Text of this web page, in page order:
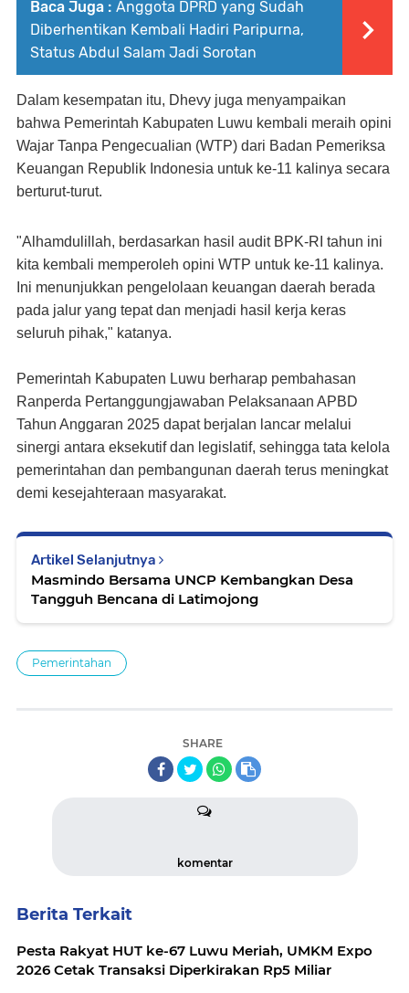
Baca Juga : Anggota DPRD yang Sudah
Diberhentikan Kembali Hadiri Paripurna,
Status Abdul Salam Jadi Sorotan
Dalam kesempatan itu, Dhevy juga menyampaikan
bahwa Pemerintah Kabupaten Luwu kembali meraih opini
Wajar Tanpa Pengecualian (WTP) dari Badan Pemeriksa
Keuangan Republik Indonesia untuk ke-11 kalinya secara
berturut-turut.
"Alhamdulillah, berdasarkan hasil audit BPK-RI tahun ini
kita kembali memperoleh opini WTP untuk ke-11 kalinya.
Ini menunjukkan pengelolaan keuangan daerah berada
pada jalur yang tepat dan menjadi hasil kerja keras
seluruh pihak," katanya.
Pemerintah Kabupaten Luwu berharap pembahasan
Ranperda Pertanggungjawaban Pelaksanaan APBD
Tahun Anggaran 2025 dapat berjalan lancar melalui
sinergi antara eksekutif dan legislatif, sehingga tata kelola
pemerintahan dan pembangunan daerah terus meningkat
demi kesejahteraan masyarakat.
Artikel Selanjutnya
Masmindo Bersama UNCP Kembangkan Desa
Tangguh Bencana di Latimojong
Pemerintahan
SHARE
komentar
Berita Terkait
Pesta Rakyat HUT ke-67 Luwu Meriah, UMKM Expo
2026 Cetak Transaksi Diperkirakan Rp5 Miliar